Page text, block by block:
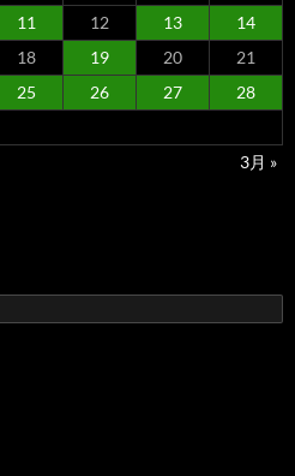
11 12 13
14
18 19 20
21
25 26 27
28
3月 »